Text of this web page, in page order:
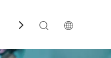
Preguntas más